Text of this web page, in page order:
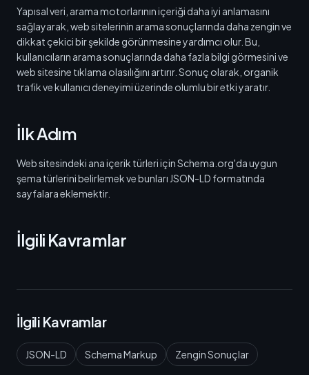
Yapısal veri, arama motorlarının içeriği daha iyi anlamasını
sağlayarak, web sitelerinin arama sonuçlarında daha zengin ve
dikkat çekici bir şekilde görünmesine yardımcı olur. Bu,
kullanıcıların arama sonuçlarında daha fazla bilgi görmesini ve
web sitesine tıklama olasılığını artırır. Sonuç olarak, organik
trafik ve kullanıcı deneyimi üzerinde olumlu bir etki yaratır.
İlk Adım
Web sitesindeki ana içerik türleri için Schema.org'da uygun
şema türlerini belirlemek ve bunları JSON-LD formatında
sayfalara eklemektir.
İlgili Kavramlar
İlgili Kavramlar
JSON-LD Schema Markup Zengin Sonuçlar